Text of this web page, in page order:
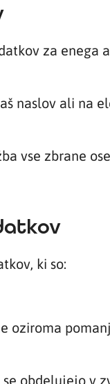
za enega
naslov ali na
vse zbrane
ki so:
oziroma
obdelujejo v